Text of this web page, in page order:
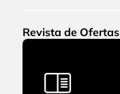
Revista de Ofertas